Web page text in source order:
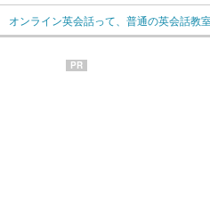
オンライン英会話って、普通の英会話教
PR